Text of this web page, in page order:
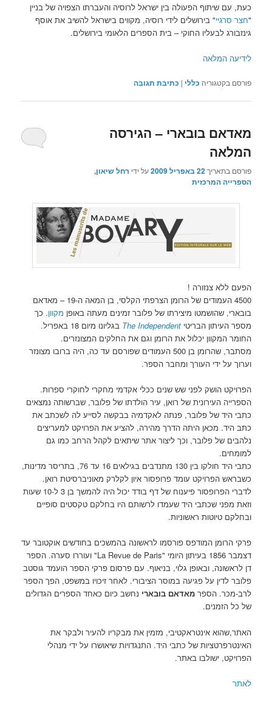
כעת, עם שיתוף הפעולה בין ישראל לרוסיה והעברתו הצפויה של בניין
"חצר סרגיי" בירושלים לידי רוסיה, מקווים בישראל להשיב את אוסף
גינזבורג לבעליו החוקי – בית הספרים הלאומי בירושלים.
לידיעה המלאה
פורסם בקטגוריה כללי | כתיבת תגובה
מאדאם בובארי – הגירסה
המלאה
פורסם בתאריך22 באפריל 2009 על ידי רחל שיאון,
הספרייה המרכזית
הפעם ללא צנזורה !
4500 העמודים של הרומן הצרפתי הקלסי, בן המאה ה-19 – מאדאם
בובארי, שהושמטו מיצירתו של פלובר זמינים מעתה באופן מקוון. כך
מספר העיתון הבריטיThe Independent
בגליונו מיום 18 באפריל.
החומר המקוון יכלול את הרומן וגם את החלקים המצונזרים.
מסתבר, שהרומן בן 500 העמודים שפורסם עד כה, היה ברובו מצונזר
וערוך על ידי העורך ומחבר הספר.
הפרויקט הושק לפני שש שנים ככלי אקדמי מחקרי לחוקרי ספרות.
הספרייה העירונית של רואן, עיר הולדתו של פלובר, שברשותה נמצאים
כתבי היד של פלובר, פנתה לאקדמיה בבקשה לסייע לה לשכתב את
כתב היד. מכאן היתה הדרך מהירה, להציע את הפרויקט למעריצים
נלהבים של פלובר, וכך ליצור אתר שיתאים לקהל הרחב כמו גם
למומחים.
כתבי היד חולקו בין 130 מתנדבים בגילאים 16 עד 76, בתריסר מדינות,
כשבראש הפרויקט עומד פרופסור איון לקלרק מאוניברסיטת רואן.
לדברי הפרופסור פיענוח של דף בודד יכול היה להמשך בן 3 ל-10 שעות
וזאת מפני שכתבי היד שעמדו לרשותם היו בחלקם טקסטים סופיים
ובחלקם טיוטות ראשוניות.
פרקי הרומן המודפס פורסמו לראשונה בהמשכים בחודשים אוקטובר עד
דצמבר 1856 בעיתון היומי "La Revue de Paris" ועוררו סערה. הספר
דן לראשונה, ובאופן גלוי, בניאוף. עם פרסום פרקי הספר הועמד גוסטב
פלובר לדין על פגיעה במוסר הציבורי. לאחר זיכויו במשפט, הפך הספר
לרב-מכר. הספרמאדאם בובארי נחשב כיום כאחד הספרים הגדולים
של כל הזמנים.
האתר,שהוא אינטראקטיבי, מזמין את מבקריו להעיר ולבקר את
האינטרפרטציות של כתבי היד. התנגדויות שיאושרו על ידי מנהלי
הפרויקט, ישולבו באתר.
לאתר